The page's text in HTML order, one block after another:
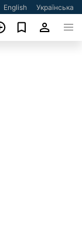
English Українська